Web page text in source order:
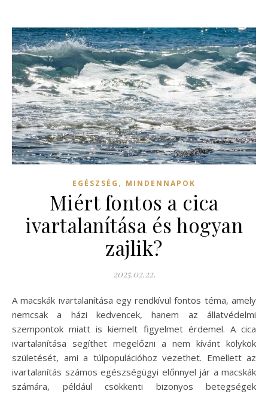
EGÉSZSÉG , MINDENNAPOK
Miért fontos a cica
ivartalanítása és hogyan
zajlik?
2025.02.22.
A macskák ivartalanítása egy rendkívül fontos téma, amely
nemcsak a házi kedvencek, hanem az állatvédelmi
szempontok miatt is kiemelt figyelmet érdemel. A cica
ivartalanítása segíthet megelőzni a nem kívánt kölykök
születését, ami a túlpopulációhoz vezethet. Emellett az
ivartalanítás számos egészségügyi előnnyel jár a macskák
számára, például csökkenti bizonyos betegségek